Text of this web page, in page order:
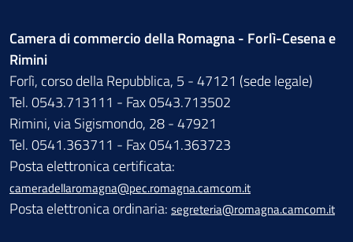
Camera di commercio della Romagna - Forlì-Cesena e
Rimini
Forlì, corso della Repubblica, 5 - 47121 (sede legale)
Tel. 0543.713111 - Fax 0543.713502
Rimini, via Sigismondo, 28 - 47921
Tel. 0541.363711 - Fax 0541.363723
Posta elettronica certificata:
cameradellaromagna@pec.romagna.camcom.it
Posta elettronica ordinaria: segreteria@romagna.camcom.it